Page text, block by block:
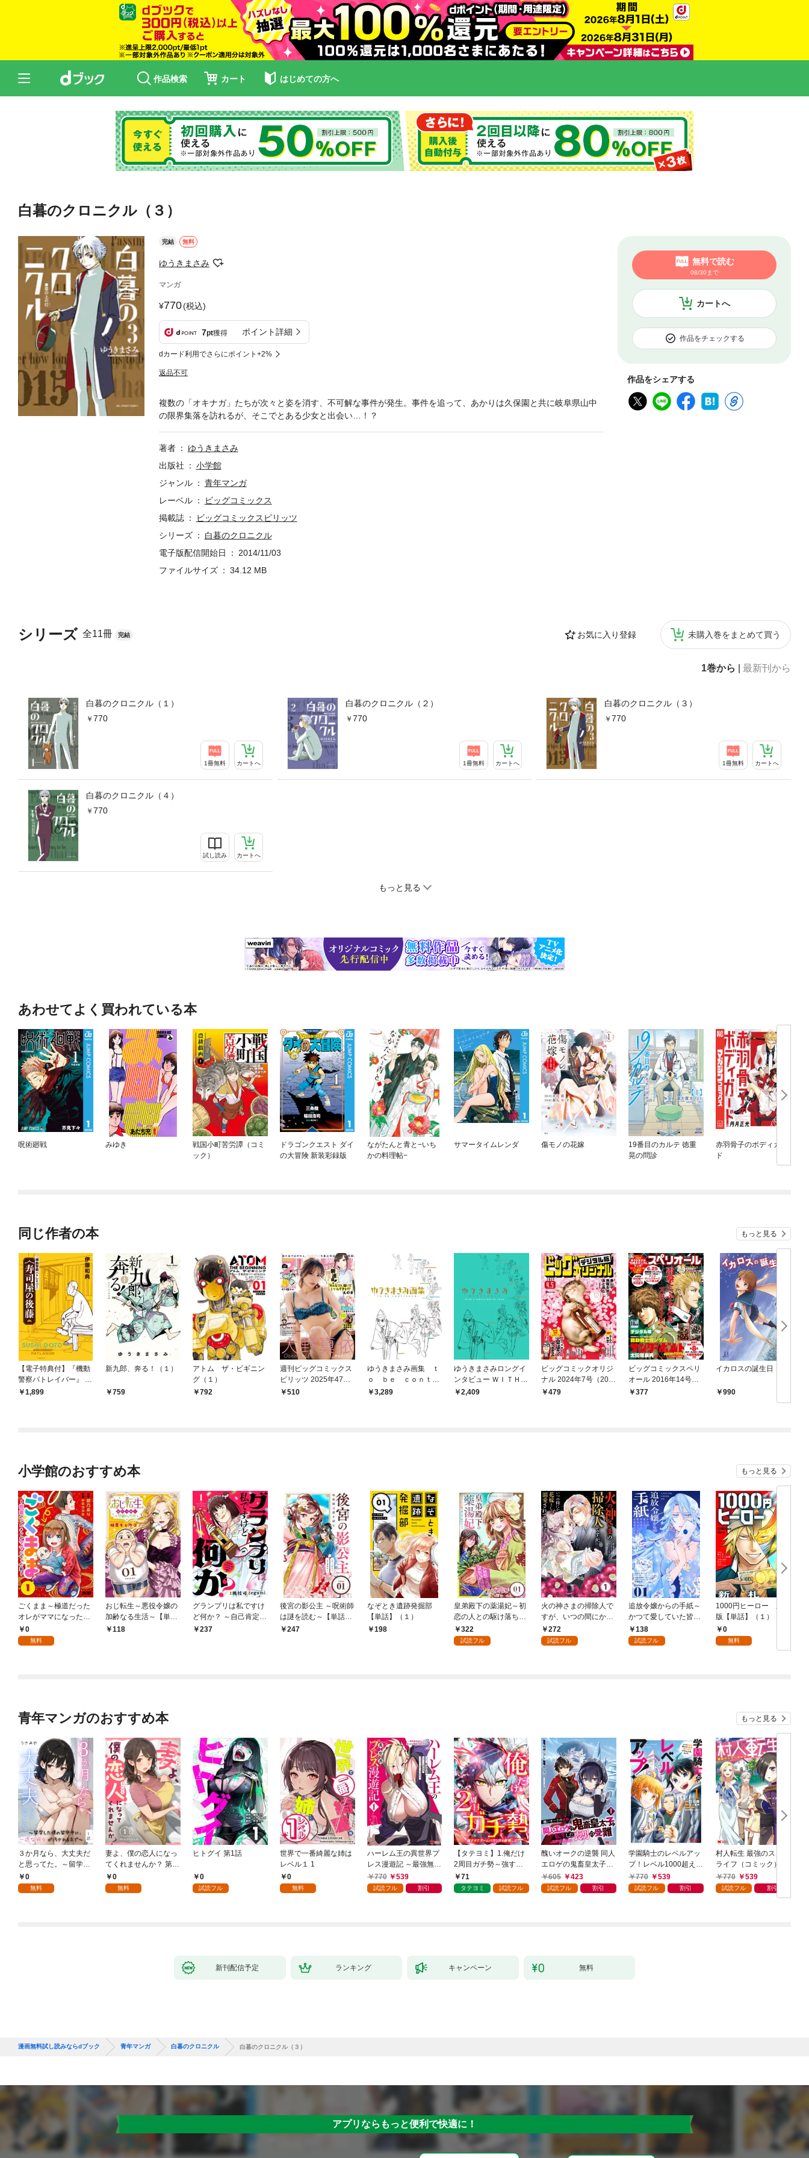
作品検索 カート はじめての方へ
白暮のクロニクル（３）
完結 無料
ゆうきまさみ
マンガ
770(税込)
7pt獲得 ポイント詳細
dカード利用でさらにポイント+2%
返品不可
カートへ
無料で読む
08/30まで
作品をチェックする
作品をシェアする
シリーズ 全11冊 完結 お気に入り登録 未購入巻をまとめて買う
1巻から 最新刊から
白暮のクロニクル（１）
770
1冊無料 カートへ
白暮のクロニクル（２）
770
1冊無料 カートへ
白暮のクロニクル（３）
770
1冊無料 カートへ
白暮のクロニクル（４）
770
試し読み カートへ
もっと見る
複数の「オキナガ」たちが次々と姿を消す、不可解な事件が発生。事件を追って、あかりは久保園と共に岐阜県山中
の限界集落を訪れるが、そこでとある少女と出会い…！？
著者
ゆうきまさみ
出版社
小学館
ジャンル
青年マンガ
レーベル
ビッグコミックス
掲載誌
ビッグコミックスピリッツ
シリーズ
白暮のクロニクル
電子版配信開始日
2014/11/03
ファイルサイズ
34.12 MB
あわせてよく買われている本
呪術廻戦 みゆき
戦国小町苦労譚（コミ
ック）
ドラゴンクエスト ダイ
の大冒険 新装彩録版
ながたんと青と−いち
かの料理帖−
サマータイムレンダ 傷モノの花嫁
19番目のカルテ 徳重
晃の問診
赤羽骨子のボディガー
ド
同じ作者の本 もっと見る
【電子特典付】『機動
警察パトレイバー』 寿
司屋の後藤
1,899
新九郎、奔る！（１）
759
アトム ザ・ビギニン
グ（１）
792
週刊ビッグコミックス
ピリッツ 2025年47号
【デジタル版限定グラ
510
ゆうきまさみ画集 ｔ
ｏ ｂｅ ｃｏｎｔｉ
ｎｕｅｄ．
3,289
ゆうきまさみロングイ
ンタビュー ＷＩＴＨ
Ａ ＬＩＴＴＬＥ Ｂ
2,409
ビッグコミックオリジ
ナル 2024年7号（202
4年3月19日発売)
479
ビッグコミックスペリ
オール 2016年14号（2
016年6月24日発売）
377
イカロスの誕生日
990
小学館のおすすめ本 もっと見る
ごくまま～極道だった
オレがママになった話
～【単話】（１）
0
無料
おじ転生～悪役令嬢の
加齢なる生活～【単
話】（１）
118
グランプリは私ですけ
ど何か？ ～自己肯定モ
ンスターのミスコン無
237
後宮の影公主 ～呪術師
は謎を読む～【単話】
（１）
247
なぞとき遺跡発掘部
【単話】（１）
198
皇弟殿下の薬湯妃～初
恋の人との駆け落ち先
は後宮でした～【単
話】（１）
322
試読フル
火の神さまの掃除人で
すが、いつの間にか花
嫁として溺愛されてい
ます【単話】（１）
272
試読フル
追放令嬢からの手紙～
かつて愛していた皆さ
まへ 私のことなどお忘
れですか？～【単話】
138
試読フル
1000円ヒーロー 新札
版【単話】（１）
0
無料
青年マンガのおすすめ本 もっと見る
３か月なら、大丈夫だ
と思ってた。～留学し
た僕の留守中に、一途
な彼女が汚されるまで
0
無料
妻よ、僕の恋人になっ
てくれませんか？ 第1
話0
無料
ヒトグイ 第1話
0
試読フル
世界で一番綺麗な姉は
レベル１ 1
0
無料
ハーレム王の異世界プ
レス漫遊記 ～最強無双
のおじさんはあらゆる
種族を嫁にする～（コ
770 539
試読フル 割引
【タテヨミ】1.俺だけ
2周目ガチ勢～強すぎ
てゲームバランスを破
壊した～
71
タテヨミ 試読フル
醜いオークの逆襲 同人
エロゲの鬼畜皇太子に
転生した喪男の受難
（コミック） 1
605 423
試読フル 割引
学園騎士のレベルアッ
プ！レベル1000超えの
転生者、落ちこぼれク
ラスに入学。そして、
770 539
試読フル 割引
村人転生 最強のスロー
ライフ（コミック） 1
770
539
試読フル 割引
新刊配信予定 ランキング キャンペーン 無料
漫画無料試し読みならdブック 青年マンガ 白暮のクロニクル 白暮のクロニクル（３）
アプリならもっと便利で快適に！